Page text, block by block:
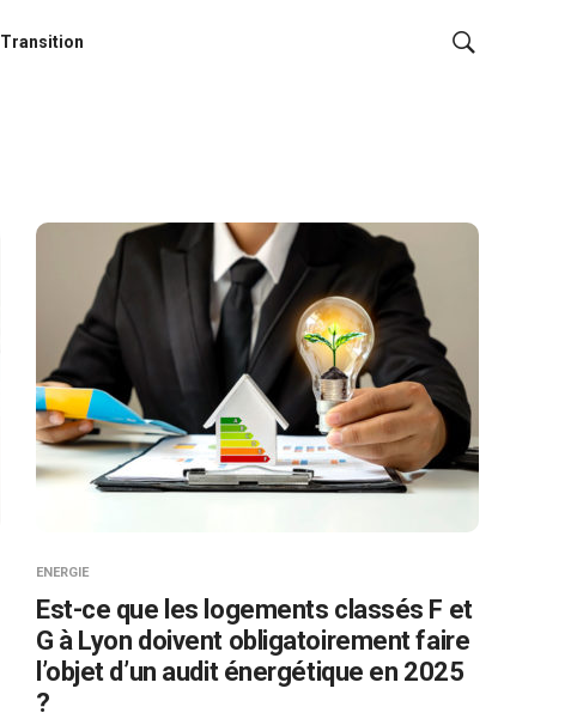
Transition
ENERGIE
Est-ce que les logements classés F et
G à Lyon doivent obligatoirement faire
l’objet d’un audit énergétique en 2025
?